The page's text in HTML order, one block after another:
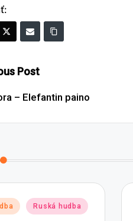
Post
– Elefantin paino
Ruská hudba